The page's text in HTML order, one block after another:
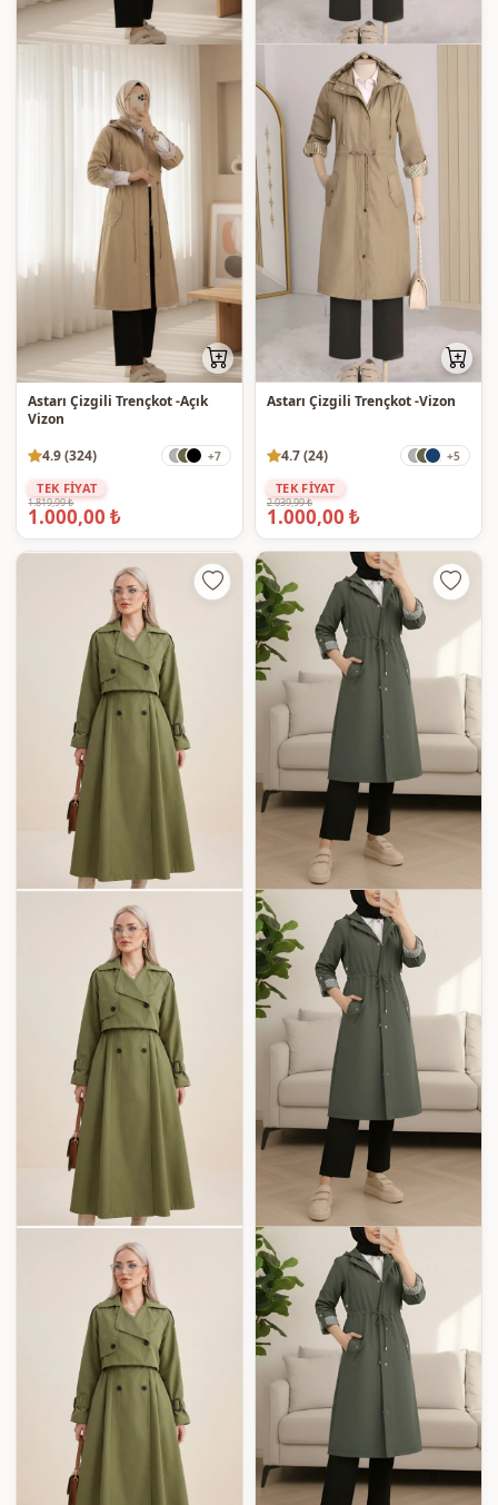
Astarı Çizgili Trençkot -Açık
Vizon
4.9 (324)
+7
TEK FİYAT
1.819,99 ₺
1.000,00 ₺
Astarı Çizgili Trençkot -Vizon
4.7 (24) +5
TEK FİYAT
2.039,99 ₺
1.000,00 ₺